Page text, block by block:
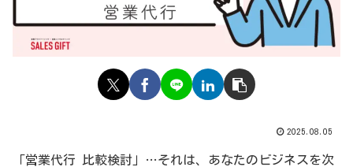
2025.08.05
「営業代行 比較検討」…それは、あなたのビジネスを次